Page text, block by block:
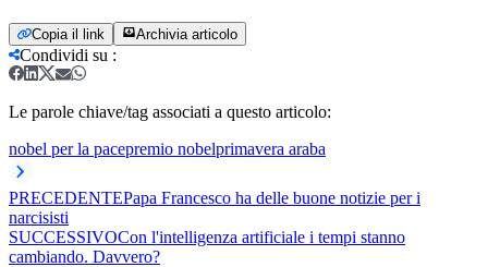
Copia il link Archivia articolo
Condividi su :
Le parole chiave/tag associati a questo articolo:
nobel per la pacepremio nobelprimavera araba
PRECEDENTEPapa Francesco ha delle buone notizie per i
narcisisti
SUCCESSIVOCon l'intelligenza artificiale i tempi stanno
cambiando. Davvero?